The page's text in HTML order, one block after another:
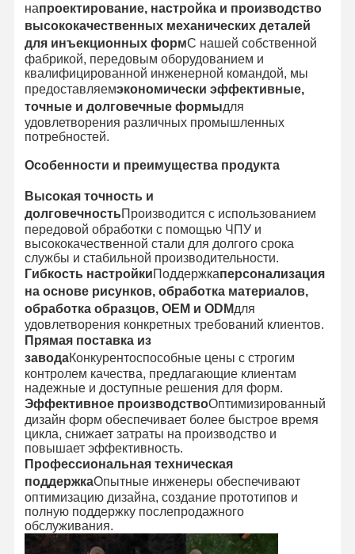
Главная
Страница
Продукция О Компании
напроектирование, настройка и производство
высококачественных механических деталей
для инъекционных формС нашей собственной
фабрикой, передовым оборудованием и
квалифицированной инженерной командой, мы
предоставляемэкономически эффективные,
точные и долговечные формыдля
удовлетворения различных промышленных
потребностей.
Особенности и преимущества продукта
Высокая точность и
долговечностьПроизводится с использованием
передовой обработки с помощью ЧПУ и
высококачественной стали для долгого срока
службы и стабильной производительности.
Гибкость настройкиПоддержкаперсонализация
на основе рисунков, обработка материалов,
обработка образцов, OEM и ODMдля
удовлетворения конкретных требований клиентов.
Прямая поставка из
заводаКонкурентоспособные цены с строгим
контролем качества, предлагающие клиентам
надежные и доступные решения для форм.
Эффективное производствоОптимизированный
дизайн форм обеспечивает более быстрое время
цикла, снижает затраты на производство и
повышает эффективность.
Профессиональная техническая
поддержкаОпытные инженеры обеспечивают
оптимизацию дизайна, создание прототипов и
полную поддержку послепродажного
обслуживания.